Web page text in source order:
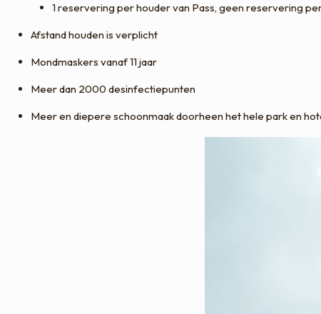
1 reservering per houder van Pass, geen reservering
Afstand houden is verplicht
Mondmaskers vanaf 11 jaar
Meer dan 2000 desinfectiepunten
Meer en diepere schoonmaak doorheen het hele park en